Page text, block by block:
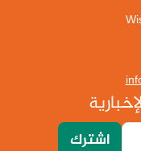
اشترك